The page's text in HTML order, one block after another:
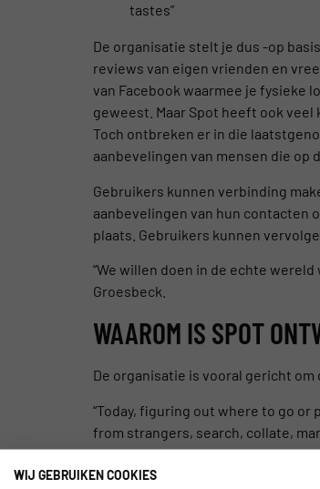
tastes”
De organisatie stelt je dus -op
reviews van eigen vrienden en
van Facebook waarmee je fysieke
geweest. Maar Spot heeft ook
Toch ontbreken er in die
aanbevelingen van mensen die op
Gebruikers kunnen verbinding
aanbevelingen van hun contacten
plaats. Gebruikers kunnen
“We willen doen in de echte
Groesbeck.
WAAROM IS SPOT
De organisatie is vooral gericht
“Today, figuring out where to go
from strangers, search, collate,
that you can focus on getting the
planet and find not just the best
WIJ GEBRUIKEN COOKIES